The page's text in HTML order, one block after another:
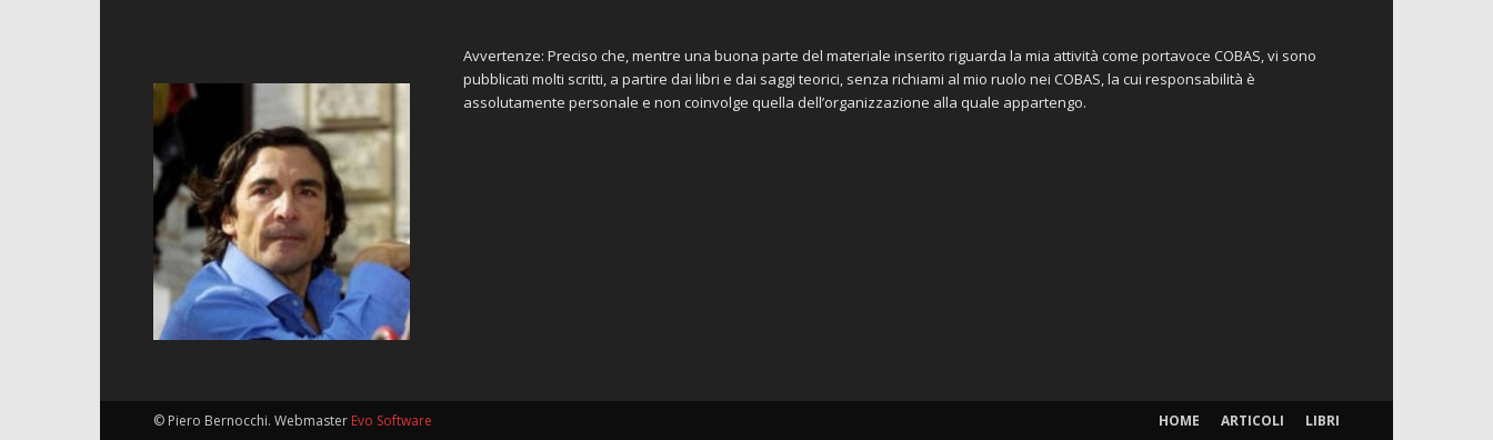
Avvertenze: Preciso che, mentre una buona parte del materiale inserito riguarda la mia attività come portavoce COBAS, vi sono
pubblicati molti scritti, a partire dai libri e dai saggi teorici, senza richiami al mio ruolo nei COBAS, la cui responsabilità è
assolutamente personale e non coinvolge quella dell’organizzazione alla quale appartengo.
HOME ARTICOLI LIBRI
© Piero Bernocchi. Webmaster Evo Software